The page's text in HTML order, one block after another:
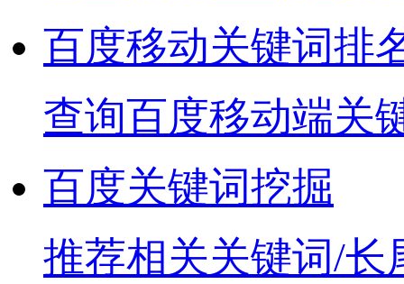
百度移动关键词排
查询百度移动端关
百度关键词挖掘
推荐相关关键词/长